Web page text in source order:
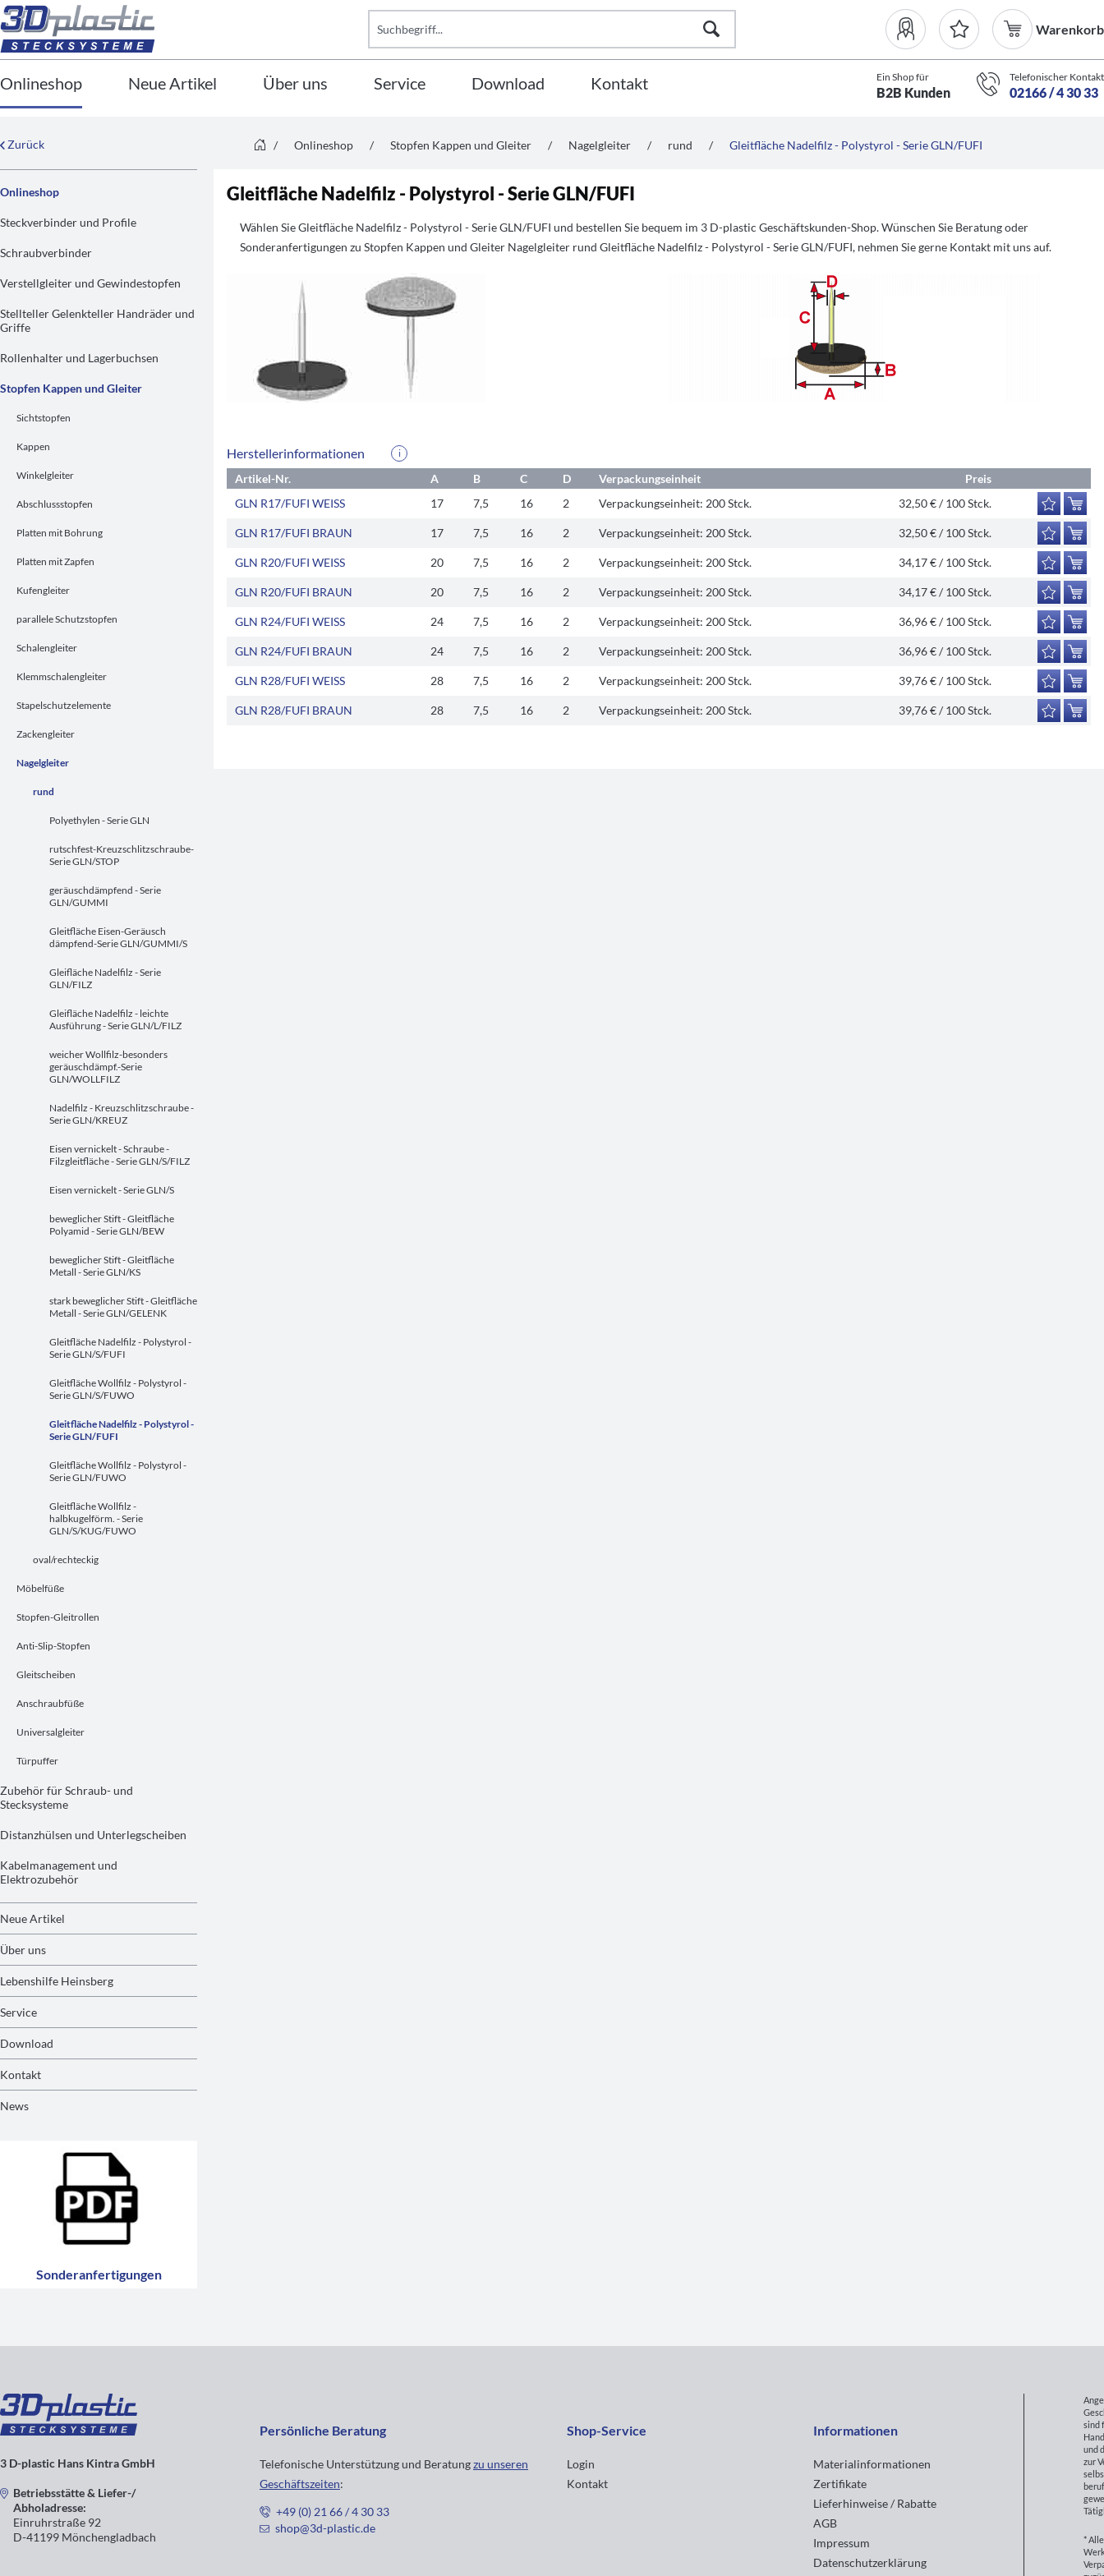
Warenkorb
Onlineshop Neue Artikel Über uns Service Download Kontakt Ein Shop für
B2B Kunden
Telefonischer Kontakt
02166 / 4 30 33
Zurück / Onlineshop / Stopfen Kappen und Gleiter / Nagelgleiter / rund / Gleitfläche Nadelfilz - Polystyrol - Serie GLN/FUFI
Onlineshop
Steckverbinder und Profile
Schraubverbinder
Verstellgleiter und Gewindestopfen
Stellteller Gelenkteller Handräder und
Griffe
Rollenhalter und Lagerbuchsen
Stopfen Kappen und Gleiter
Sichtstopfen
Kappen
Winkelgleiter
Abschlussstopfen
Platten mit Bohrung
Platten mit Zapfen
Kufengleiter
parallele Schutzstopfen
Schalengleiter
Klemmschalengleiter
Stapelschutzelemente
Zackengleiter
Nagelgleiter
rund
Polyethylen - Serie GLN
rutschfest-Kreuzschlitzschraube-
Serie GLN/STOP
geräuschdämpfend - Serie
GLN/GUMMI
Gleitfläche Eisen-Geräusch
dämpfend-Serie GLN/GUMMI/S
Gleifläche Nadelfilz - Serie
GLN/FILZ
Gleifläche Nadelfilz - leichte
Ausführung - Serie GLN/L/FILZ
weicher Wollfilz-besonders
geräuschdämpf.-Serie
GLN/WOLLFILZ
Nadelfilz - Kreuzschlitzschraube -
Serie GLN/KREUZ
Eisen vernickelt - Schraube -
Filzgleitfläche - Serie GLN/S/FILZ
Eisen vernickelt - Serie GLN/S
beweglicher Stift - Gleitfläche
Polyamid - Serie GLN/BEW
beweglicher Stift - Gleitfläche
Metall - Serie GLN/KS
stark beweglicher Stift - Gleitfläche
Metall - Serie GLN/GELENK
Gleitfläche Nadelfilz - Polystyrol -
Serie GLN/S/FUFI
Gleitfläche Wollfilz - Polystyrol -
Serie GLN/S/FUWO
Gleitfläche Nadelfilz - Polystyrol -
Serie GLN/FUFI
Gleitfläche Wollfilz - Polystyrol -
Serie GLN/FUWO
Gleitfläche Wollfilz -
halbkugelförm. - Serie
GLN/S/KUG/FUWO
oval/rechteckig
Möbelfüße
Stopfen-Gleitrollen
Anti-Slip-Stopfen
Gleitscheiben
Anschraubfüße
Universalgleiter
Türpuffer
Zubehör für Schraub- und
Stecksysteme
Distanzhülsen und Unterlegscheiben
Kabelmanagement und
Elektrozubehör
Neue Artikel
Über uns
Lebenshilfe Heinsberg
Service
Download
Kontakt
News
Sonderanfertigungen
Gleitfläche Nadelfilz - Polystyrol - Serie GLN/FUFI
Wählen Sie Gleitfläche Nadelfilz - Polystyrol - Serie GLN/FUFI und bestellen Sie bequem im 3 D-plastic Geschäftskunden-Shop. Wünschen Sie Beratung oder
Sonderanfertigungen zu Stopfen Kappen und Gleiter Nagelgleiter rund Gleitfläche Nadelfilz - Polystyrol - Serie GLN/FUFI, nehmen Sie gerne Kontakt mit uns auf.
Herstellerinformationen i
Artikel-Nr. A B C D Verpackungseinheit
Preis
GLN R17/FUFI WEISS
17 7,5 16 2 Verpackungseinheit: 200 Stck. 32,50 € / 100 Stck.
GLN R17/FUFI BRAUN 17 7,5 16 2 Verpackungseinheit: 200 Stck. 32,50 € / 100 Stck.
GLN R20/FUFI WEISS 20 7,5 16 2 Verpackungseinheit: 200 Stck. 34,17 € / 100 Stck.
GLN R20/FUFI BRAUN 20 7,5 16 2 Verpackungseinheit: 200 Stck. 34,17 € / 100 Stck.
GLN R24/FUFI WEISS 24 7,5 16 2 Verpackungseinheit: 200 Stck. 36,96 € / 100 Stck.
GLN R24/FUFI BRAUN 24 7,5 16 2 Verpackungseinheit: 200 Stck. 36,96 € / 100 Stck.
GLN R28/FUFI WEISS 28 7,5 16 2 Verpackungseinheit: 200 Stck. 39,76 € / 100 Stck.
GLN R28/FUFI BRAUN 28 7,5 16 2 Verpackungseinheit: 200 Stck. 39,76 € / 100 Stck.
3 D-plastic Hans Kintra GmbH
Betriebsstätte & Liefer-/
Abholadresse:
Einruhrstraße 92
D-41199 Mönchengladbach
Persönliche Beratung
Telefonische Unterstützung und Beratungzu unseren
Geschäftszeiten:
+49 (0) 21 66 / 4 30 33
shop@3d-plastic.de
Shop-Service
Login
Kontakt
Informationen
Materialinformationen
Zertifikate
Lieferhinweise / Rabatte
AGB
Impressum
Datenschutzerklärung
sind
und
zur
*